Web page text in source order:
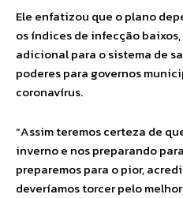
Ele enfatizou que o plano
os índices de infecção
adicional para o sistema de
poderes para governos
coronavírus.
“Assim teremos certeza de
inverno e nos preparando
preparemos para o pior,
deveríamos torcer pelo